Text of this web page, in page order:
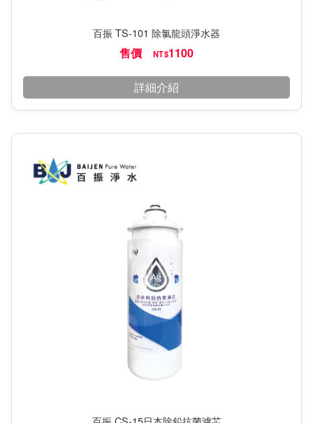
百振 TS-101 除氯龍頭淨水器
售價 NT$1100
詳細介紹